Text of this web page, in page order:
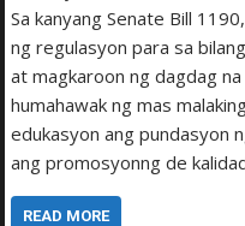
Sa kanyang Senate Bill
ng regulasyon para sa
at magkaroon ng dagdag
humahawak ng mas
edukasyon ang pundasyon
ang promosyonng de
READ MORE